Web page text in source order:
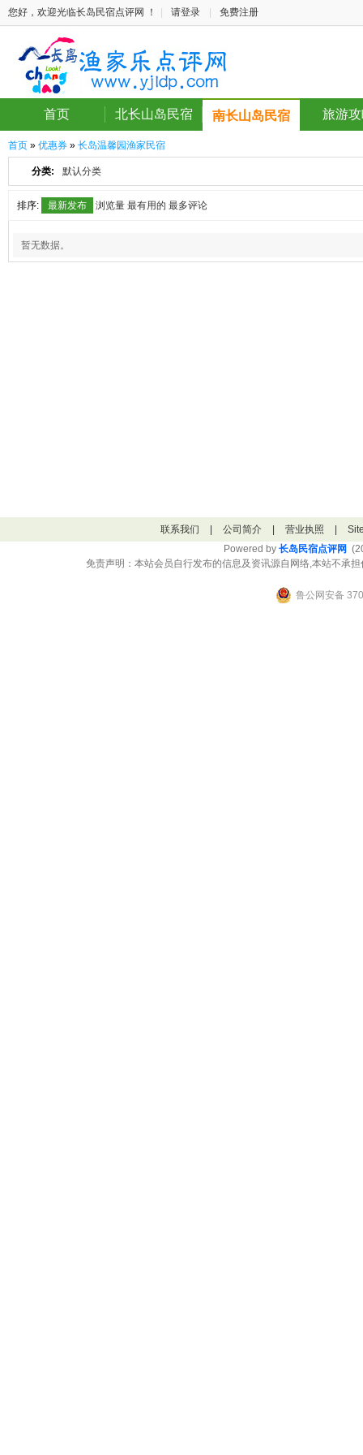
您好，欢迎光临长岛民宿点评网 ！ 请登录 免费注册
首页 北长山岛民宿 南长山岛民宿 旅游
首页 » 优惠券 » 长岛温馨园渔家民宿
分类: 默认分类
排序: 最新发布 浏览量 最有用的 最多评论
暂无数据。
联系我们 公司简介 营业执照
Powered by 长岛民宿点评网
免责声明：本站会员自行发布的信息及资讯源自网络,本站不承
鲁公网安备